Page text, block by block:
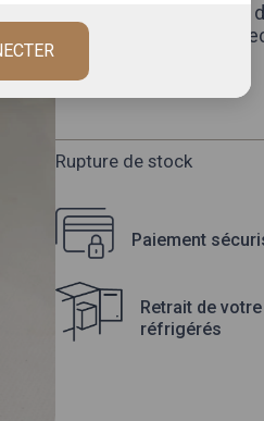
Découvrez la confiture
artisanale épépinée
Description complète
Rupture de stock
Paiement
Retrait de
réfrigérés